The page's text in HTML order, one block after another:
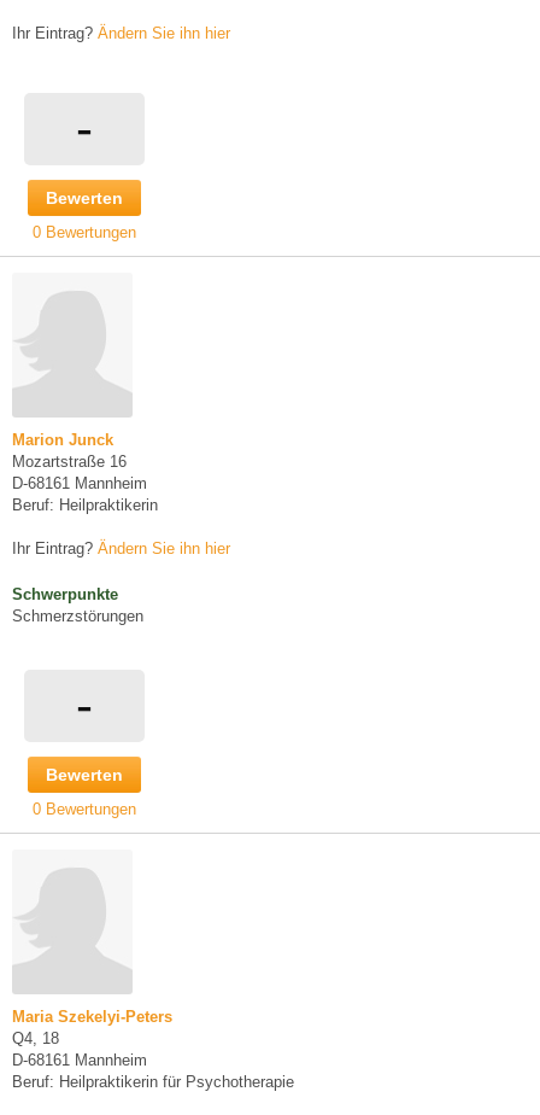
Ihr Eintrag? Ändern Sie ihn hier
-
Bewerten
0 Bewertungen
Marion Junck
Mozartstraße 16
D-68161 Mannheim
Beruf: Heilpraktikerin
Ihr Eintrag? Ändern Sie ihn hier
Schwerpunkte
Schmerzstörungen
-
Bewerten
0 Bewertungen
Maria Szekelyi-Peters
Q4, 18
D-68161 Mannheim
Beruf: Heilpraktikerin für Psychotherapie